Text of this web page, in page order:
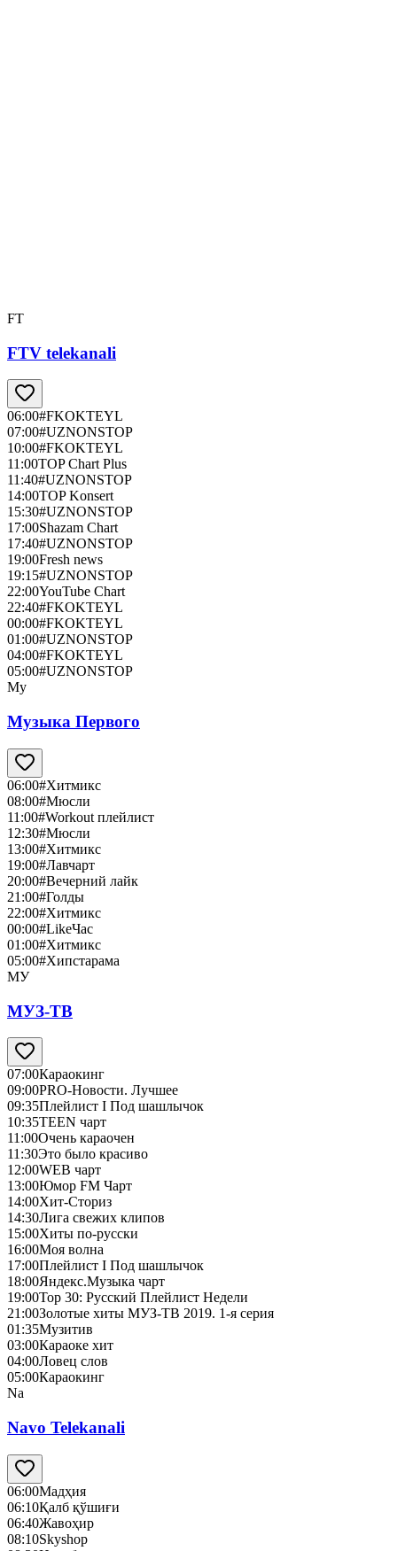
FT
FTV telekanali
06:00#FKOKTEYL
07:00#UZNONSTOP
10:00#FKOKTEYL
11:00TOP Chart Plus
11:40#UZNONSTOP
14:00TOP Konsert
15:30#UZNONSTOP
17:00Shazam Chart
17:40#UZNONSTOP
19:00Fresh news
19:15#UZNONSTOP
22:00YouTube Chart
22:40#FKOKTEYL
00:00#FKOKTEYL
01:00#UZNONSTOP
04:00#FKOKTEYL
05:00#UZNONSTOP
Му
Музыка Первого
06:00#Хитмикс
08:00#Мюсли
11:00#Workout плейлист
12:30#Мюсли
13:00#Хитмикс
19:00#Лавчарт
20:00#Вечерний лайк
21:00#Голды
22:00#Хитмикс
00:00#LikeЧас
01:00#Хитмикс
05:00#Хипстарама
МУ
МУЗ-ТВ
07:00Караокинг
09:00PRO-Новости. Лучшее
09:35Плейлист I Под шашлычок
10:35TEEN чарт
11:00Очень караочен
11:30Это было красиво
12:00WEB чарт
13:00Юмор FM Чарт
14:00Хит-Сториз
14:30Лига свежих клипов
15:00Хиты по-русски
16:00Моя волна
17:00Плейлист I Под шашлычок
18:00Яндекс.Музыка чарт
19:00Top 30: Русский Плейлист Недели
21:00Золотые хиты МУЗ-ТВ 2019. 1-я серия
01:35Музитив
03:00Караоке хит
04:00Ловец слов
05:00Караокинг
Na
Navo Telekanali
06:00Мадҳия
06:10Қалб қўшиғи
06:40Жавоҳир
08:10Skyshop